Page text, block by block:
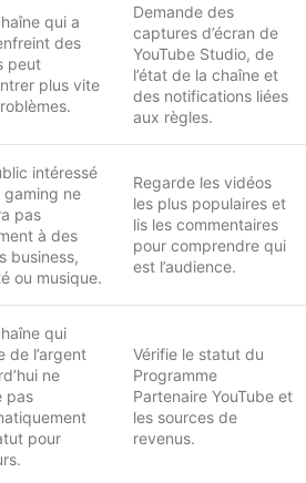
qui a
des
peut
plus vite
Demande des
captures d’écran de
YouTube Studio, de
l’état de la chaîne et
des notifications liées
aux règles.
intéressé
gaming ne
pas
à des
business,
ou musique.
Regarde les vidéos
les plus populaires et
lis les commentaires
pour comprendre qui
est l’audience.
qui
de l’argent
ne
pas
pour
Vérifie le statut du
Programme
Partenaire YouTube et
les sources de
revenus.